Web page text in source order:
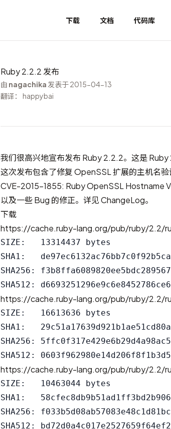
下载 文档 代码库
Ruby 2.2.2 发布
由 nagachika 发表于 2015-04-13
翻译： happybai
我们很高兴地宣布发布 Ruby 2.2.2。这是 Ruby
这次发布包含了修复 OpenSSL 扩展的主机名验
CVE-2015-1855: Ruby OpenSSL Hostname
以及一些 Bug 的修正。详见ChangeLog。
下载
https://cache.ruby-lang.org/pub/ruby/2.2/
SIZE:   13314437 bytes
SHA1:
SHA256:
https://cache.ruby-lang.org/pub/ruby/2.2/
SIZE:   16613636 bytes
SHA1:
SHA256:
https://cache.ruby-lang.org/pub/ruby/2.2/
SIZE:   10463044 bytes
SHA1:
SHA256: